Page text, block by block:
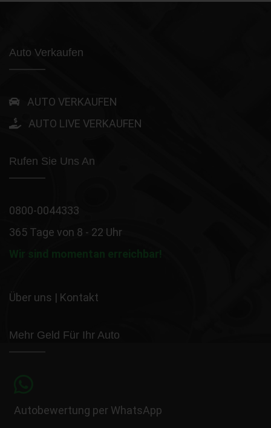
Auto Verkaufen
AUTO VERKAUFEN
AUTO LIVE VERKAUFEN
Rufen Sie Uns An
0800-0044333
365 Tage von 8 - 22 Uhr
Wir sind momentan erreichbar!
Über uns | Kontakt
Mehr Geld Für Ihr Auto
Autobewertung per WhatsApp